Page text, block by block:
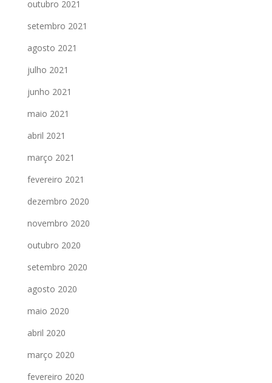
outubro 2021
setembro 2021
agosto 2021
julho 2021
junho 2021
maio 2021
abril 2021
março 2021
fevereiro 2021
dezembro 2020
novembro 2020
outubro 2020
setembro 2020
agosto 2020
maio 2020
abril 2020
março 2020
fevereiro 2020